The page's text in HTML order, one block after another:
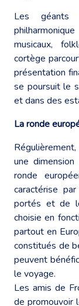
Les géants
musicaux,
cortège
présentation
se poursuit le
et dans des
La ronde
une
ronde
caractérise
portés et de
choisie en
partout en
constitués de
peuvent
le voyage.
Les amis de
de promouvoir